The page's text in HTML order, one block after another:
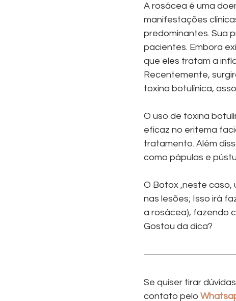
A rosácea é uma
manifestações
predominantes. Sua
pacientes. Embora
que eles tratam a
Recentemente,
toxina botulínica,
O uso de toxina
eficaz no eritema
tratamento. Além
como pápulas e
O Botox ,neste caso,
nas lesões; Isso irá
a rosácea), fazendo
Gostou da dica?
Se quiser tirar
contato pelo